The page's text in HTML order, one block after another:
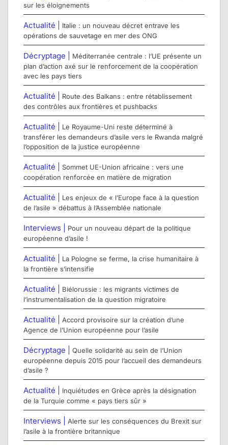
sur les éloignements
Actualité |
Italie : un nouveau décret entrave les
opérations de sauvetage en mer des ONG
Décryptage |
Méditerranée centrale : l’UE présente un
plan d’action axé sur le renforcement de la coopération
avec les pays tiers
Actualité |
Route des Balkans : entre rétablissement
des contrôles aux frontières et pushbacks
Actualité |
Le Royaume-Uni reste déterminé à
transférer les demandeurs d’asile vers le Rwanda malgré
l’opposition de la justice européenne
Actualité |
Sommet UE-Union africaine : vers une
coopération renforcée en matière de migration
Actualité |
Les enjeux de « l’Europe face à la question
de l’asile » débattus à l’Assemblée nationale
Interviews |
Pour un nouveau départ de la politique
européenne d’asile !
Actualité |
La Pologne se ferme, la crise humanitaire à
la frontière s’intensifie
Actualité |
Biélorussie : les migrants victimes de
l’instrumentalisation de la question migratoire
Actualité | Accord provisoire sur la création d’une
Agence de l’Union européenne pour l’asile
Décryptage | Quelle solidarité au sein de l’Union
européenne depuis 2015 pour l’accueil des demandeurs
d’asile ?
Actualité |
Inquiétudes en Grèce après la désignation
de la Turquie comme « pays tiers sûr »
Interviews | Alerte sur les conséquences du Brexit sur
l’asile à la frontière britannique